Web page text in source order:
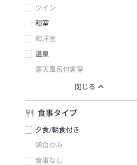
ツイン
和室
和洋室
温泉
露天風呂付客室
食事タイプ
夕食/朝食付き
朝食のみ
食事なし